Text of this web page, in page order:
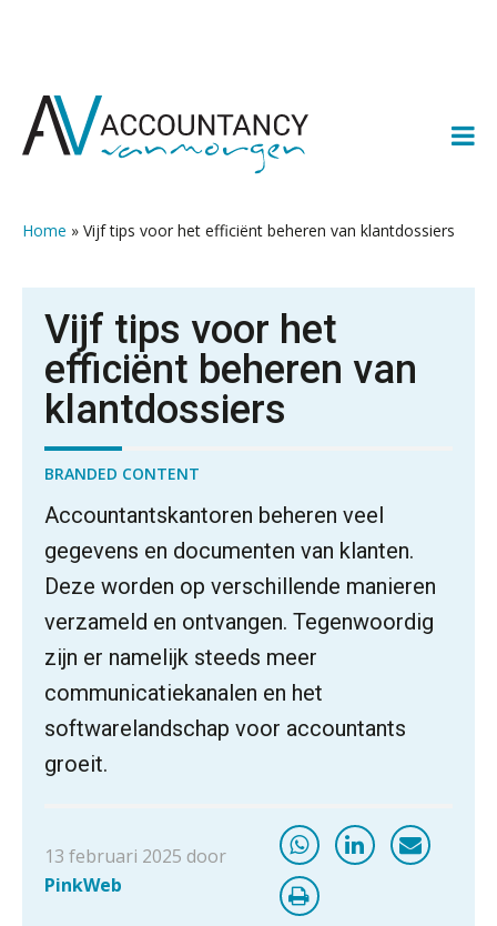
naar
naar
naar
naar
Home » Vijf tips voor het efficiënt beheren van klantdossiers
Vijf tips voor het
efficiënt beheren van
klantdossiers
BRANDED CONTENT
Accountantskantoren beheren veel
gegevens en documenten van klanten.
Deze worden op verschillende manieren
verzameld en ontvangen. Tegenwoordig
zijn er namelijk steeds meer
communicatiekanalen en het
softwarelandschap voor accountants
groeit.
13 februari 2025 door
PinkWeb
ICT & AI | “Slim automatiseren begint
bij gedrag”
spanningsvelden die het vak
veranderen
ICT & AI | “Wie bewust kiest, kiest
voor toekomstbestendigheid”
ICT & AI | De accountant als
rekenwonder
Dashboard voor
administratiekantoren: al je klanten in